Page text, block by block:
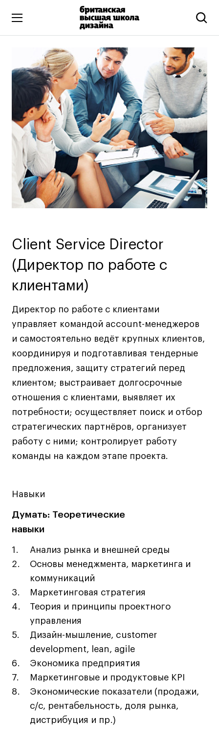
Высшее образование
Искусство и дизайн
Подготовительные курсы
Бизнес и маркетинг
Все программы
Дополнительное образование
Коммуникационный и цифровой дизайн
Иллюстрация
Современное искусство
Сценография
Фотография и видео
Промышленный и предметный дизайн
Дизайн и декорирование интерьера
Подготовительные курсы и творческое
развитие
Среднесрочные
ИЗО и Керамика
Ландшафтный дизайн
Все программы
Онлайн-программы
Дизайн интерьера
Дизайн одежды
UX/UI-дизайн
Маркетинг
Все программы
Интенсивы
Мода
Маркетинг
Контент
Иллюстрация
Интерьер
Навыки предпринимателя и управленца
Маркетинг и генерация лидов
Client Service Director
(Директор по работе с
клиентами)
Директор по работе с клиентами
управляет командой account-менеджеров
и самостоятельно ведёт крупных клиентов,
координируя и подготавливая тендерные
предложения, защиту стратегий перед
клиентом; выстраивает долгосрочные
отношения с клиентами, выявляет их
потребности; осуществляет поиск и отбор
стратегических партнёров, организует
работу с ними; контролирует работу
команды на каждом этапе проекта.
Навыки
Думать: Теоретические
навыки
Анализ рынка и внешней среды
Основы менеджмента, маркетинга и
коммуникаций
Маркетинговая стратегия
Теория и принципы проектного
управления
Дизайн-мышление, customer
development, lean, agile
Экономика предприятия
Маркетинговые и продуктовые KPI
Экономические показатели (продажи,
с/с, рентабельность, доля рынка,
дистрибуция и пр.)